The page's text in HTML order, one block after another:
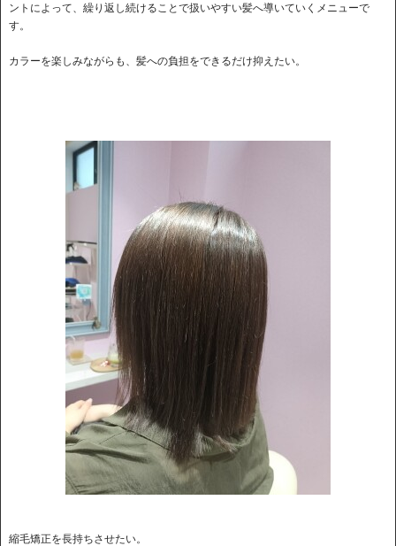
ントによって、繰り返し続けることで扱いやすい髪へ導いていくメニューで
す。
カラーを楽しみながらも、髪への負担をできるだけ抑えたい。
縮毛矯正を長持ちさせたい。